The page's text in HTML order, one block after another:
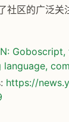
社区的广泛关
language,
https://